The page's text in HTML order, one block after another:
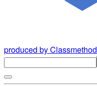
produced by Classmethod